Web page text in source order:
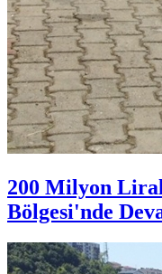
200 Milyon
Bölgesi'nde